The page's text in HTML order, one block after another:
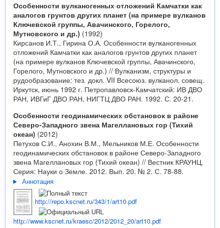
Особенности вулканогенных отложений Камчатки как
аналогов грунтов других планет (на примере вулканов
Ключевской группы, Авачинского, Горелого,
Мутновского и др.) (1992)
Кирсанов И.Т., Гирина О.А. Особенности вулканогенных
отложений Камчатки как аналогов грунтов других планет
(на примере вулканов Ключевской группы, Авачинского,
Горелого, Мутновского и др.) // Вулканизм, структуры и
рудообразование: тез. докл. VII Всесоюз. вулканол. совещ.
Иркутск, июнь 1992 г. Петропавловск-Камчатский: ИВ ДВО
РАН, ИВГиГ ДВО РАН, НИГТЦ ДВО РАН. 1992. С. 20-21.
Особенности геодинамических обстановок в районе
Северо-Западного звена Магеллановых гор (Тихий
океан) (2012)
Петухов С.И., Анохин В.М., Мельников М.Е. Особенности
геодинамических обстановок в районе Северо-Западного
звена Магеллановых гор (Тихий океан) // Вестник КРАУНЦ.
Серия: Науки о Земле. 2012. Вып. 20. № 2. С. 78-88.
Аннотация
http://repo.kscnet.ru/343/1/art10.pdf
http://www.kscnet.ru/kraesc/2012/2012_20/art10.pdf